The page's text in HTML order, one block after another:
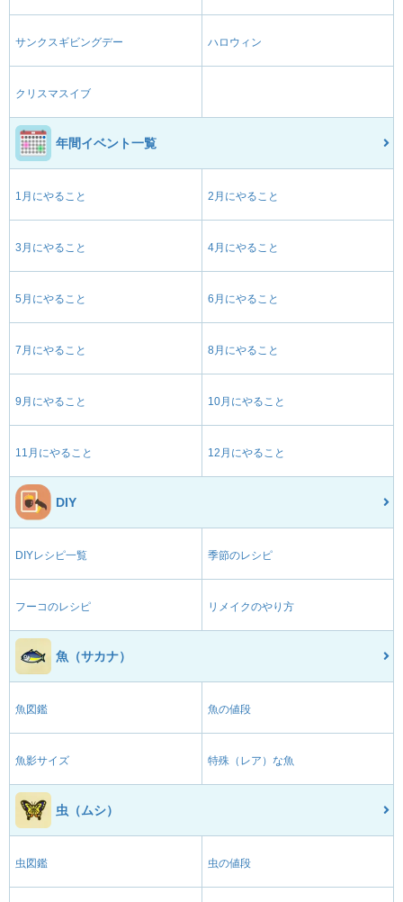
サンクスギビングデー ハロウィン
クリスマスイブ
年間イベント一覧
1月にやること 2月にやること
3月にやること 4月にやること
5月にやること 6月にやること
7月にやること 8月にやること
9月にやること 10月にやること
11月にやること 12月にやること
DIY
DIYレシピ一覧 季節のレシピ
フーコのレシピ リメイクのやり方
魚（サカナ）
魚図鑑 魚の値段
魚影サイズ 特殊（レア）な魚
虫（ムシ）
虫図鑑 虫の値段